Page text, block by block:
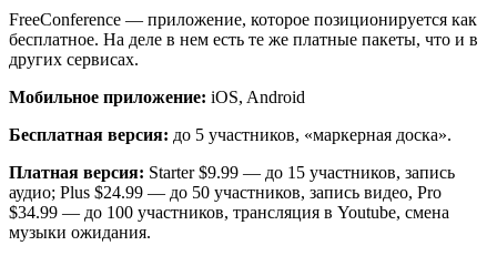
FreeConference — приложение, которое позиционируется как
бесплатное. На деле в нем есть те же платные пакеты, что и в
других сервисах.
Мобильное приложение: iOS, Android
Бесплатная версия: до 5 участников, «маркерная доска».
Платная версия: Starter $9.99 — до 15 участников, запись
аудио; Plus $24.99 — до 50 участников, запись видео, Pro
$34.99 — до 100 участников, трансляция в Youtube, смена
музыки ожидания.